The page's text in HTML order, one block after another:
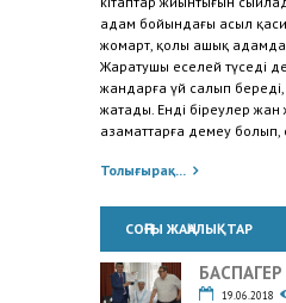
адам бойындағы асыл
жомарт, қолы ашық
Жаратушы еселей түседі
жандарға үй салып береді,
жатады. Енді біреулер
азамат­тарға демеу болып,
Толығырақ...
СОҢҒЫ ЖАҢАЛЫҚТАР
19.06.2018